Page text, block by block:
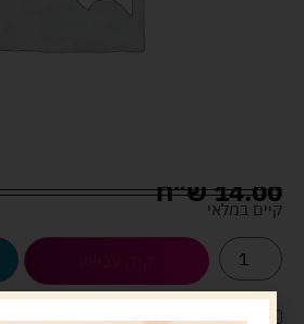
14.00ש"ח
קיים במלאי
לארוז את המוצר באריזת מתנה5.00 ש"ח